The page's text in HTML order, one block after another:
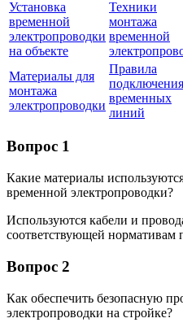
Установка
временной
электропроводки
на объекте
Техники
монтажа
временной
Материалы для
монтажа
электропроводки
Правила
подключения
временных
линий
Вопрос 1
Какие материалы
временной электропроводки?
Используются кабели и
соответствующей нормативам
Вопрос 2
Как обеспечить безопасную
электропроводки на стройке?